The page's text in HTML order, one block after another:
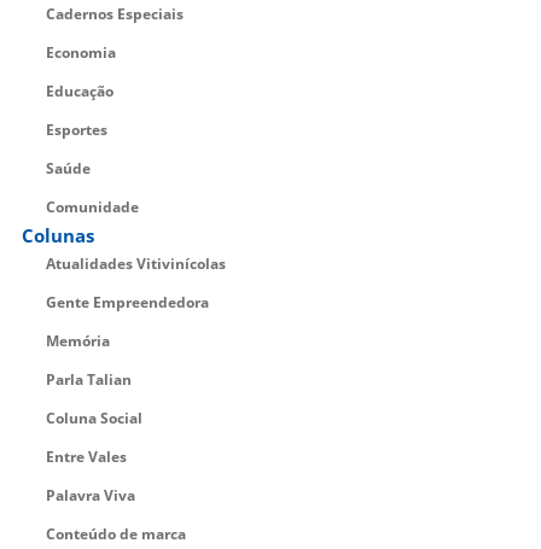
Cadernos Especiais
Economia
Educação
Esportes
Saúde
Comunidade
Colunas
Atualidades Vitivinícolas
Gente Empreendedora
Memória
Parla Talian
Coluna Social
Entre Vales
Palavra Viva
Conteúdo de marca